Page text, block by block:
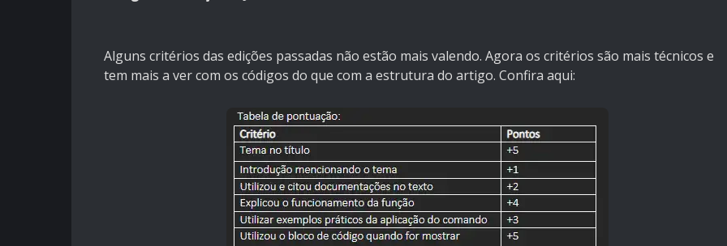
Alguns critérios das edições passadas não estão mais valendo. Agora os critérios são mais técnicos e
tem mais a ver com os códigos do que com a estrutura do artigo. Confira aqui: